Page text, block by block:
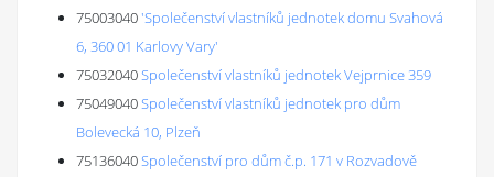
75003040'Společenství vlastníků jednotek domu Svahová
6, 360 01 Karlovy Vary'
75032040Společenství vlastníků jednotek Vejprnice 359
75049040Společenství vlastníků jednotek pro dům
Bolevecká 10, Plzeň
75136040Společenství pro dům č.p. 171 v Rozvadově